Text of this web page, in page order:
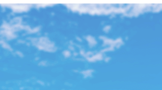
退店サポート 土地の有効